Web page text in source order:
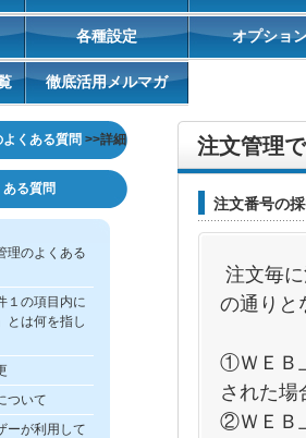
各種設定 オプショ
徹底活用メルマガ
くある質問 >>詳細
る質問
理のよくある
１の項目内に
とは何を指し
ついて
ーが利用して
注文管理
注文番号の
注文毎
の通りと
①ＷＥＢ
された場
②ＷＥＢ